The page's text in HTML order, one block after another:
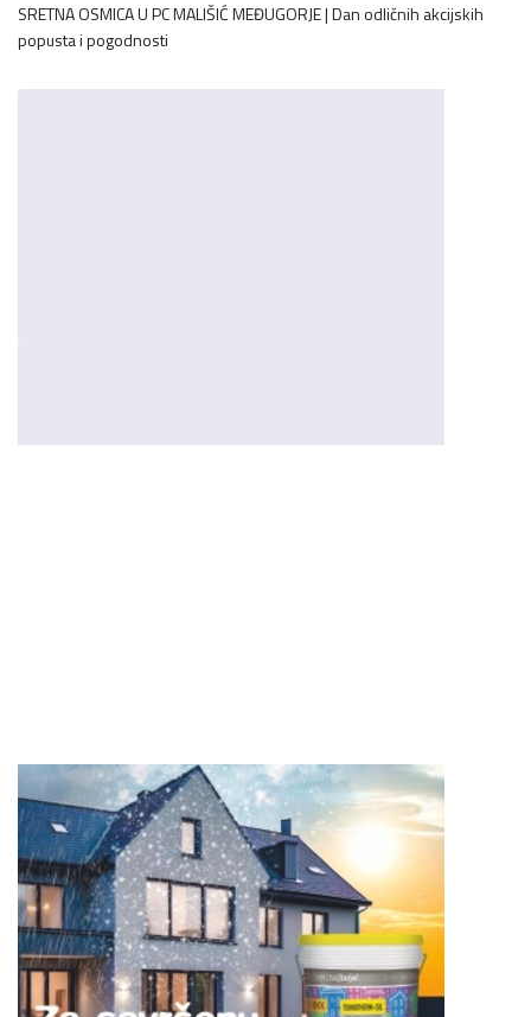
SRETNA OSMICA U PC MALIŠIĆ MEĐUGORJE | Dan odličnih akcijskih
popusta i pogodnosti